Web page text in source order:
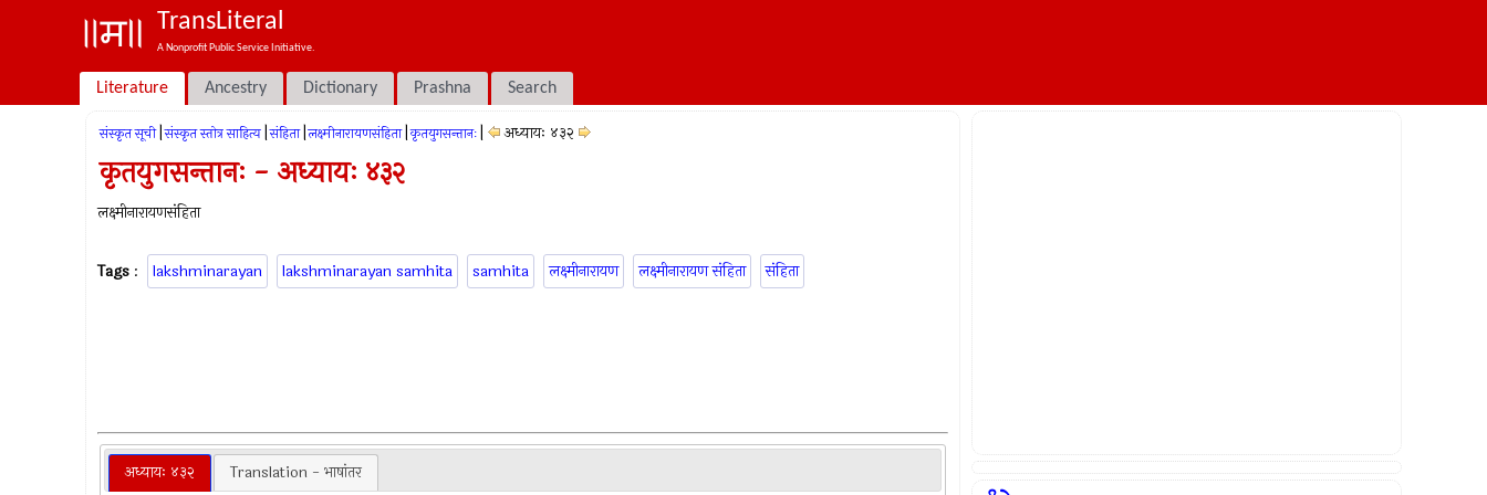
TransLiteral
A Nonprofit Public Service Initiative.
Literature Ancestry Dictionary Prashna Search
संस्कृत सूची संस्कृत स्तोत्र साहित्य संहिता लक्ष्मीनारायणसंहिता कृतयुगसन्तानः अध्यायः ४३२
कृतयुगसन्तानः - अध्यायः ४३२
लक्ष्मीनारायणसंहिता
Tags : lakshminarayan lakshminarayan samhita samhita लक्ष्मीनारायण लक्ष्मीनारायण संहिता संहिता
अध्यायः ४३२ Translation - भाषांतर